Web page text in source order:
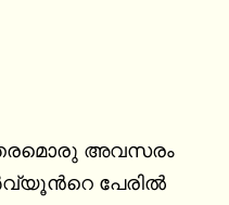
അവസരം
പേരില്‍